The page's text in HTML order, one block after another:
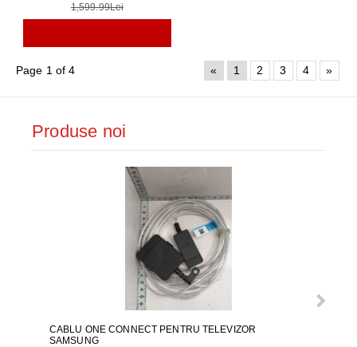
1,599.99Lei
Page 1 of 4 « 1 2 3 4 »
Produse noi
CABLU ONE CONNECT PENTRU TELEVIZOR
SAMSUNG